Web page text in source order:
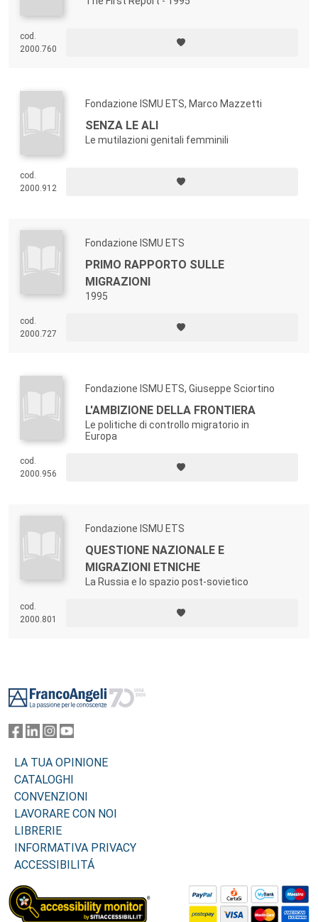
cod.
2000.760
Fondazione ISMU ETS, Marco Mazzetti
SENZA LE ALI
Le mutilazioni genitali femminili
cod.
2000.912
Fondazione ISMU ETS
PRIMO RAPPORTO SULLE
MIGRAZIONI
1995
cod.
2000.727
Fondazione ISMU ETS, Giuseppe Sciortino
L'AMBIZIONE DELLA FRONTIERA
Le politiche di controllo migratorio in
Europa
cod.
2000.956
Fondazione ISMU ETS
QUESTIONE NAZIONALE E
MIGRAZIONI ETNICHE
La Russia e lo spazio post-sovietico
cod.
2000.801
LA TUA OPINIONE
CATALOGHI
CONVENZIONI
LAVORARE CON NOI
LIBRERIE
INFORMATIVA PRIVACY
ACCESSIBILITÁ